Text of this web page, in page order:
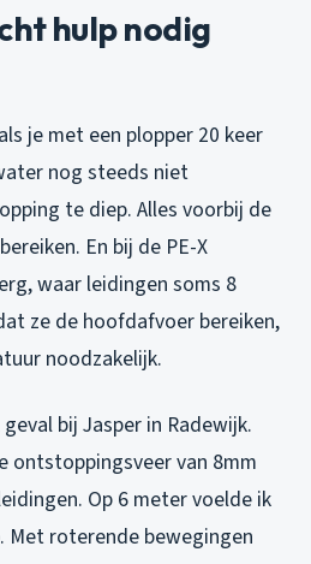
hulp nodig
je met een plopper 20 keer
nog steeds niet
te diep. Alles voorbij de
En bij de PE-X
waar leidingen soms 8
ze de hoofdafvoer bereiken,
noodzakelijk.
bij Jasper in Radewijk.
ontstoppingsveer van 8mm
Op 6 meter voelde ik
roterende bewegingen